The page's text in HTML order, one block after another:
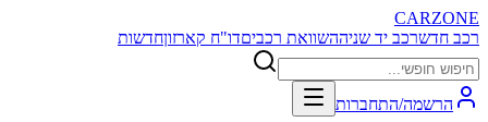
CARZONE
רכב חדשרכב יד שניההשוואת רכביםדו"ח קארזוןחדשות
הרשמה/התחברות